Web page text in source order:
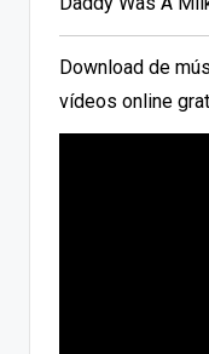
Download de
vídeos online